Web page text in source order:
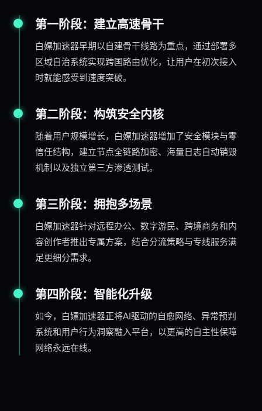
第一阶段：建立高速骨干
白嫖加速器早期以自建骨干线路为重点，通过部署多
区域自治系统实现跨国路由优化，让用户在初次接入
时就能感受到速度突破。
第二阶段：构筑安全内核
随着用户规模增长，白嫖加速器增加了安全模块与零
信任结构，建立节点全链路加密、海量日志自动销毁
机制以及独立第三方渗透测试。
第三阶段：拥抱多场景
白嫖加速器针对远程办公、数字游民、跨境商务和内
容创作者推出专属方案，结合分流策略与专线服务满
足更细分需求。
第四阶段：智能化升级
如今，白嫖加速器正将AI驱动的自愈网络、异常预判
系统和用户行为洞察融入平台，以更高的自主性保障
网络永远在线。